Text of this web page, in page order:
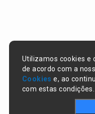
Utilizamos cookies e
de acordo com a
Cookies e, ao
com estas condições.